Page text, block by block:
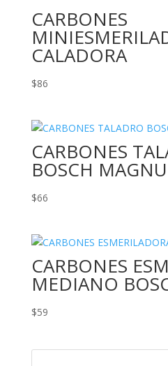
CARBONES
CALADORA
$86
CARBONES
BOSCH
$66
CARBONES
MEDIANO
$59